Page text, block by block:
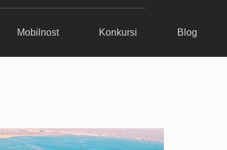
Mobilnost Konkursi Blog